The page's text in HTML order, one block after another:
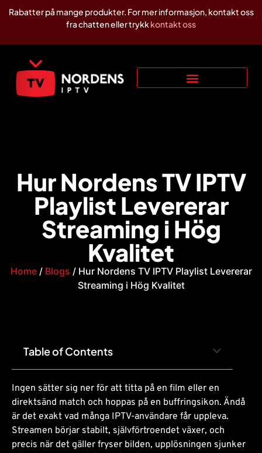
Rabatter på mange produkter. For mer informasjon, kontakt oss
fra chatten eller trykkkontakt oss
Hur Nordens TV IPTV
Playlist Levererar
Streaming i Hög
Kvalitet
Home/ Blogs / Hur Nordens TV IPTV Playlist Levererar
Streaming i Hög Kvalitet
Table of Contents
Ingen sätter sig ner för att titta på en film eller en
direktsänd match och hoppas på en buffringsikon. Ändå
är det exakt vad många IPTV-användare får uppleva.
Streamen börjar stabilt, självförtroendet växer, och
precis när det gäller fryser bilden, upplösningen sjunker